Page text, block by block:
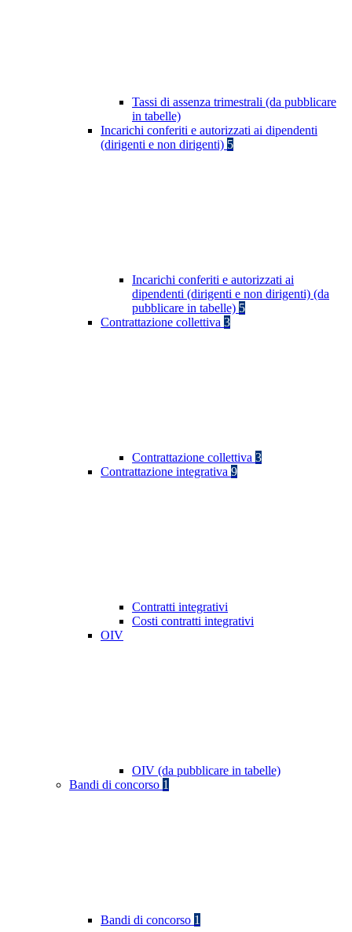
Tassi di assenza trimestrali (da pubblicare
in tabelle)
Incarichi conferiti e autorizzati ai dipendenti
(dirigenti e non dirigenti) 5
Incarichi conferiti e autorizzati ai
dipendenti (dirigenti e non dirigenti) (da
pubblicare in tabelle) 5
Contrattazione collettiva 3
Contrattazione collettiva 3
Contrattazione integrativa 9
Contratti integrativi
Costi contratti integrativi
OIV
OIV (da pubblicare in tabelle)
Bandi di concorso 1
Bandi di concorso 1